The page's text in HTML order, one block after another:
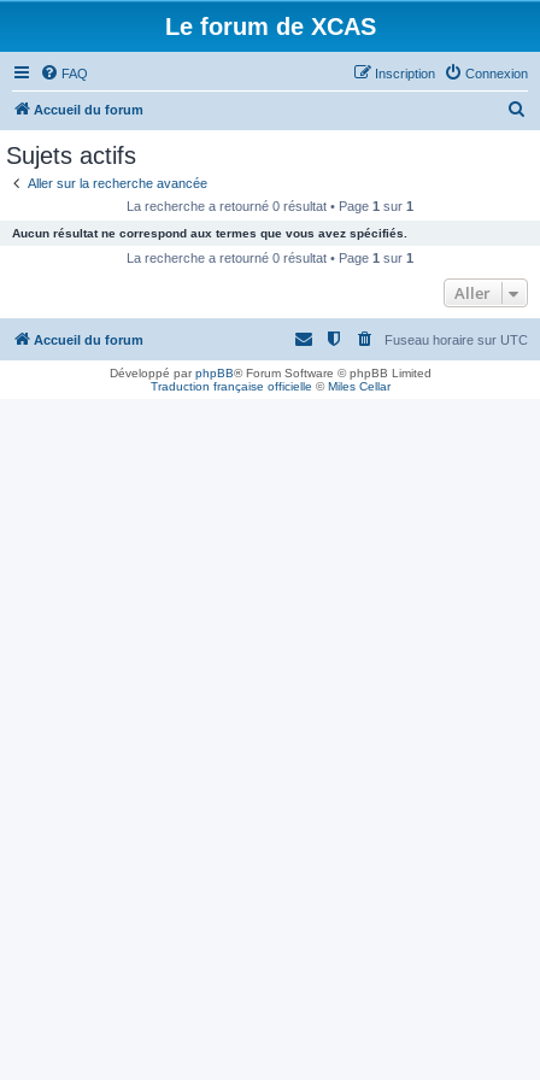
Le forum de XCAS
FAQ Connexion
Inscription
Accueil du forum
c
e
Sujets actifs
Aller sur la recherche avancée
La recherche a retourné 0 résultat • Page 1 sur 1
Aucun résultat ne correspond aux termes que vous avez spécifiés.
La recherche a retourné 0 résultat • Page 1 sur 1
Aller
Accueil du forum Fuseau horaire sur UTC
Développé parphpBB® Forum Software © phpBB Limited
Traduction française officielle ©Miles Cellar